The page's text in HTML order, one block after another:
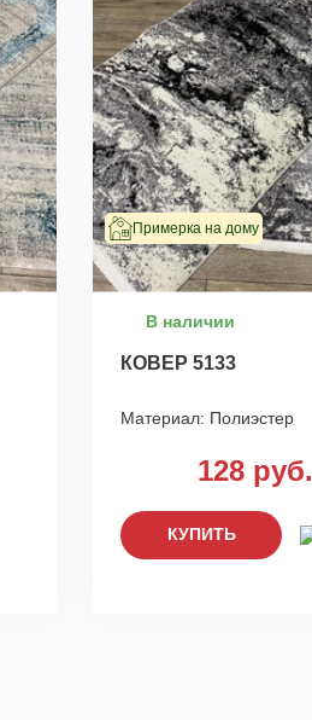
Примерка на дому
В наличии
КОВЕР 5133
Материал: Полиэстер
128 руб.
КУПИТЬ